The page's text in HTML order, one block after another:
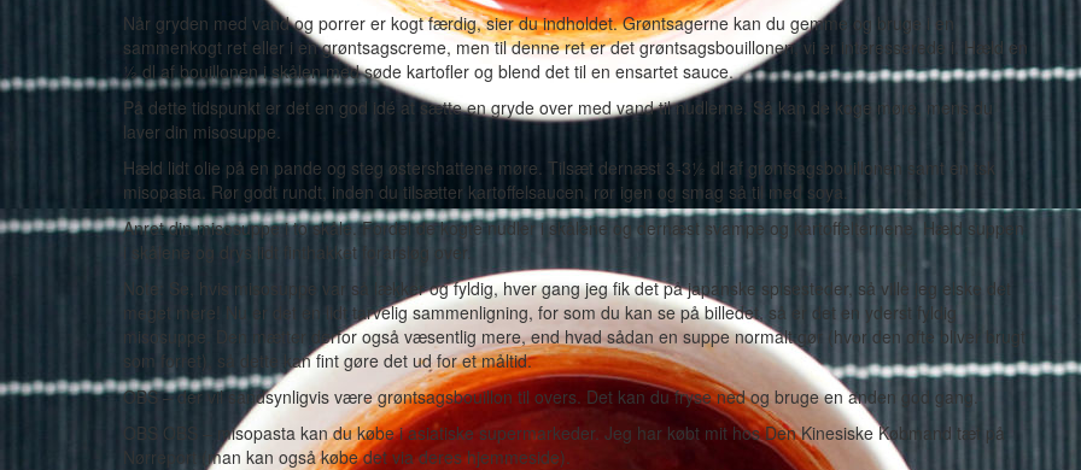
Når gryden med vand og porrer er kogt færdig, sier du indholdet. Grøntsagerne kan du gemme og bruge i en
sammenkogt ret eller i en grøntsagscreme, men til denne ret er det grøntsagsbouillonen, vi er interesserede i. Hæld en
½ dl af bouillonen i skålen med søde kartofler og blend det til en ensartet sauce.
På dette tidspunkt er det en god idé at sætte en gryde over med vand til nudlerne. Så kan de koge møre, mens du
laver din misosuppe.
Hæld lidt olie på en pande og steg østershattene møre. Tilsæt dernæst 3-3½ dl af grøntsagsbouillonen samt en tsk
misopasta. Rør godt rundt, inden du tilsætter kartoffelsaucen, rør igen og smag så til med soya.
Anret din misosuppe i to skåle. Fordel de kogte nudler i skålene og dernæst svampe og kartoffelternene. Hæld suppen
i skålene og drys lidt finthakket forårsløg over.
Note: Se, hvis misosuppe var så lækker og fyldig, hver gang jeg fik det på japanske spisesteder, så ville jeg elske det
meget mere! Nu er det en lidt tarvelig sammenligning, for som du kan se på billedet, så er det en yderst fyldig
misosuppe. Den mætter derfor også væsentlig mere, end hvad sådan en suppe normalt gør (hvor den ofte bliver brugt
som forret), så dette kan fint gøre det ud for et måltid.
OBS – der vil sandsynligvis være grøntsagsbouillon til overs. Det kan du fryse ned og bruge en anden god gang.
OBS OBS – misopasta kan du købe i asiatiske supermarkeder. Jeg har købt mit hos Den Kinesiske Købmand tæt på
Nørreport (man kan også købe det via deres hjemmeside).